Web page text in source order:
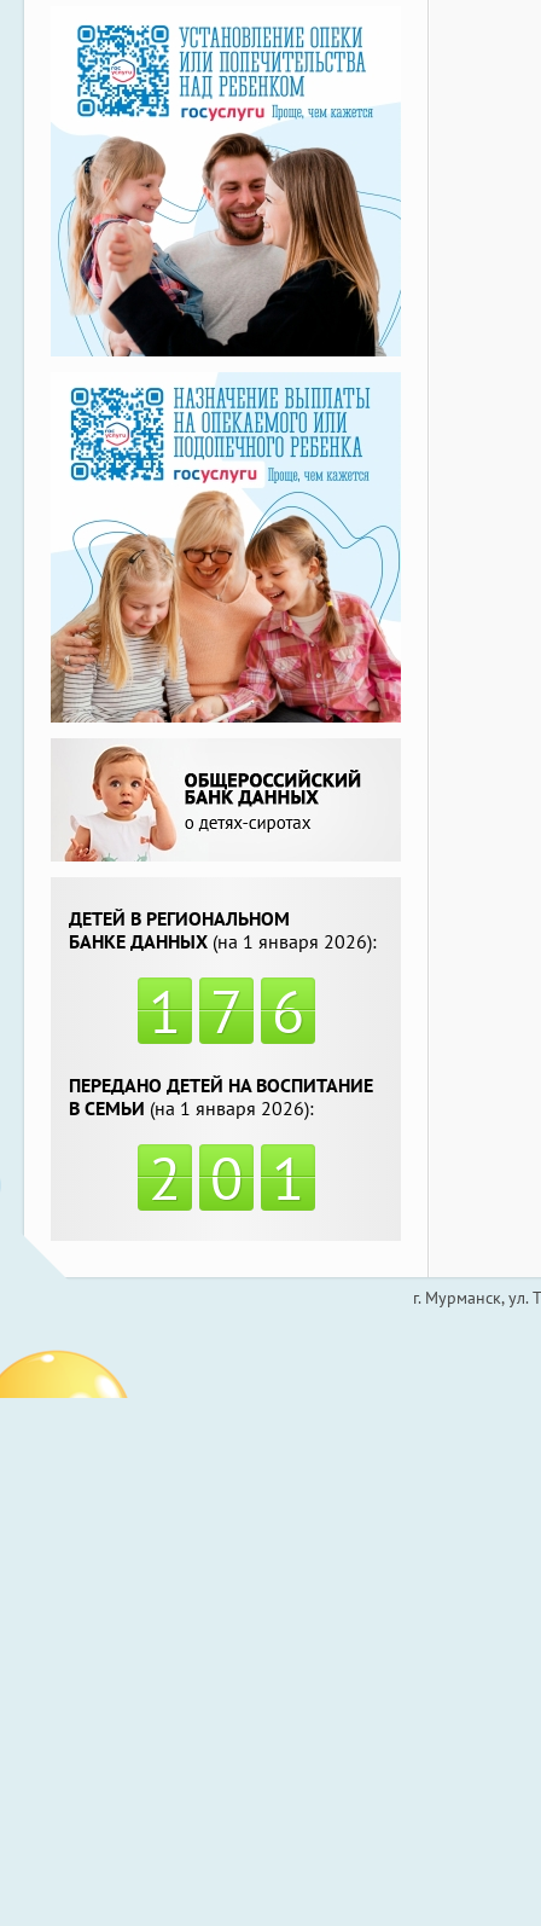
ДЕТЕЙ В РЕГИОНАЛЬНОМ
БАНКЕ ДАННЫХ (на 1 января 2026):
1 7 6
ПЕРЕДАНО ДЕТЕЙ НА ВОСПИТАНИЕ
В СЕМЬИ (на 1 января 2026):
2 0 1
г. Мурманск,